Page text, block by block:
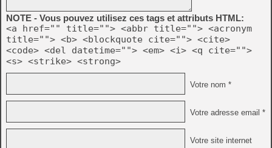
NOTE - Vous pouvez utilisez ces tags et attributs HTML:
<a href="" title=""> <abbr title=""> <acronym
title=""> <b> <blockquote cite=""> <cite>
<code> <del datetime=""> <em> <i> <q cite="">
<s> <strike> <strong>
Votre nom *
Votre adresse email *
Votre site internet